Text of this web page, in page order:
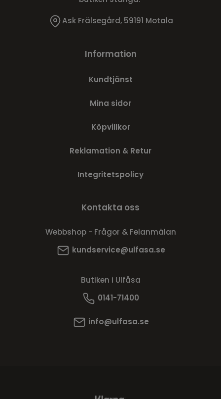
Ask Frälsegård, 59191 Motala
Information
Kundtjänst
Mina sidor
Köpvillkor
Reklamation & Retur
Integritetspolicy
Kontakta oss
Webbshop - Frågor & Felanmälan
kundservice@ulfasa.se
Butiken i Ulfåsa
0141-71400
info@ulfasa.se